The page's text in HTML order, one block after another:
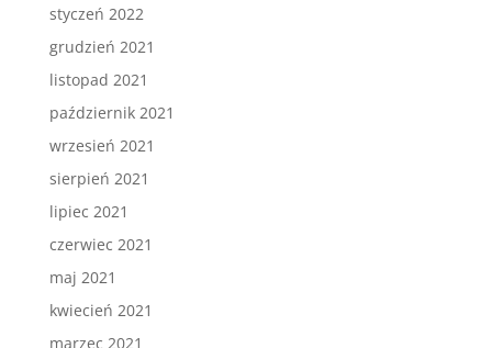
styczeń 2022
grudzień 2021
listopad 2021
październik 2021
wrzesień 2021
sierpień 2021
lipiec 2021
czerwiec 2021
maj 2021
kwiecień 2021
marzec 2021